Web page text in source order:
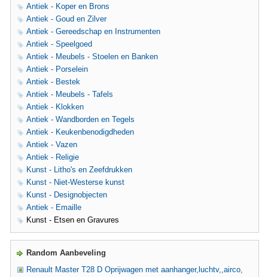
Antiek - Koper en Brons
Antiek - Goud en Zilver
Antiek - Gereedschap en Instrumenten
Antiek - Speelgoed
Antiek - Meubels - Stoelen en Banken
Antiek - Porselein
Antiek - Bestek
Antiek - Meubels - Tafels
Antiek - Klokken
Antiek - Wandborden en Tegels
Antiek - Keukenbenodigdheden
Antiek - Vazen
Antiek - Religie
Kunst - Litho's en Zeefdrukken
Kunst - Niet-Westerse kunst
Kunst - Designobjecten
Antiek - Emaille
Kunst - Etsen en Gravures
Random Aanbeveling
Renault Master T28 D Oprijwagen met aanhanger,luchtv,,airco,